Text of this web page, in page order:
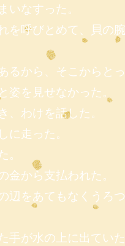
なすった。
を呼びとめて、貝の
るから、そこからと
を見せなかった。
わけを話した。
走った。
から支払われた。
辺をあてもなくうろ
が水の上に出ていた